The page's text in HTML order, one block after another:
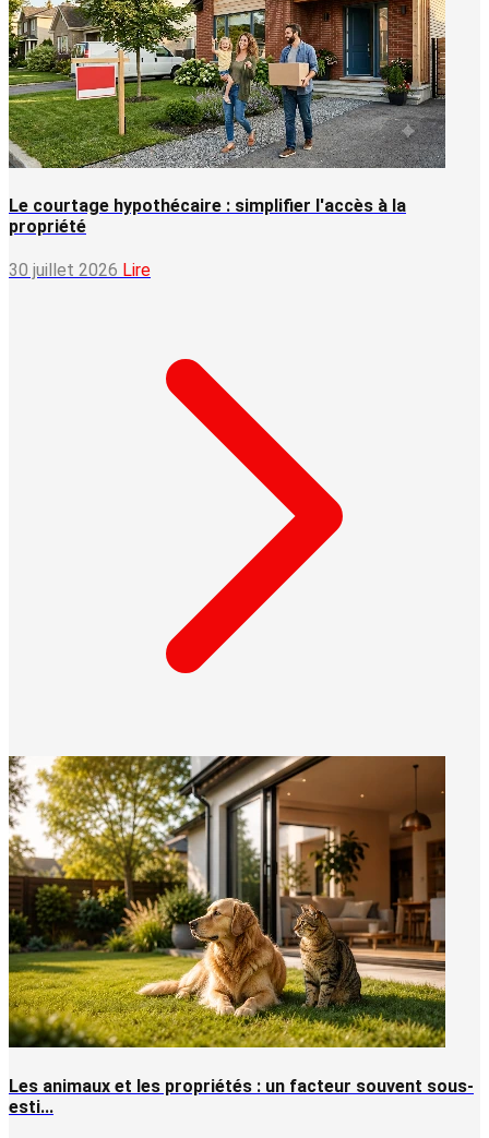
Le courtage hypothécaire : simplifier l'accès à la
propriété
30 juillet 2026 Lire
Les animaux et les propriétés : un facteur souvent sous-
esti...